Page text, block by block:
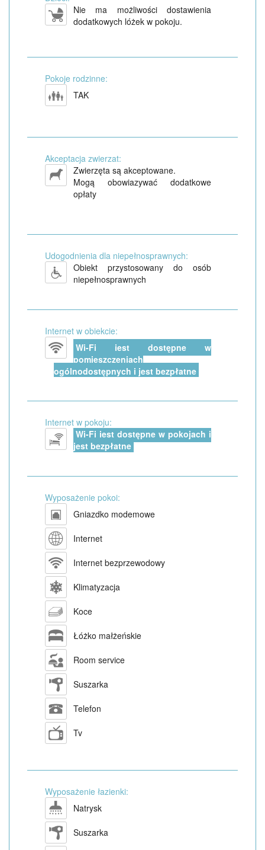
Nie ma możliwości dostawienia
dodatkowych lóżek w pokoju.
Pokoje rodzinne:
TAK
Akceptacja zwierzat:
Zwierzęta są akceptowane.
Mogą obowiazywać dodatkowe
opłaty
Udogodnienia dla niepełnosprawnych:
Obiekt przystosowany do osób
niepełnosprawnych
Internet w obiekcie:
Wi-Fi jest dostępne w
pomieszczeniach
ogólnodostępnych i jest bezpłatne
Internet w pokoju:
Wi-Fi jest dostępne w pokojach i
jest bezpłatne
Wyposażenie pokoi:
Gniazdko modemowe
Internet
Internet bezprzewodowy
Klimatyzacja
Koce
Łóżko małżeńskie
Room service
Suszarka
Telefon
Tv
Wyposażenie łazienki:
Natrysk
Suszarka